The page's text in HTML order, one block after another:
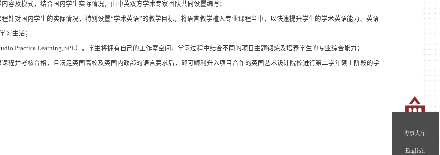
容及模式，结合国内学生实际情况，由中英双方学术专家团队共同设置编写；
针对国内学生的实际情况，特别设置“学术英语”的教学目标，将语言教学植入专业课程当中，以快速提升学生的学术英语能力、英语
习生活；
Practice Learning, SPL）。学生将拥有自己的工作室空间，学习过程中结合不同的项目主题锻炼及培养学生的专业综合能力；
程并考核合格，且满足英国高校及英国内政部的语言要求后，即可顺利升入项目合作的英国艺术设计院校进行第二学年硕士阶段的学
办事大厅
English